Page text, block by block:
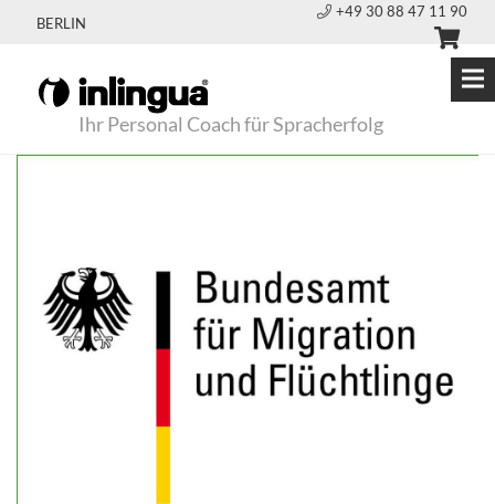
BERLIN
+49 30 88 47 11 90
Ihr Personal Coach für Spracherfolg